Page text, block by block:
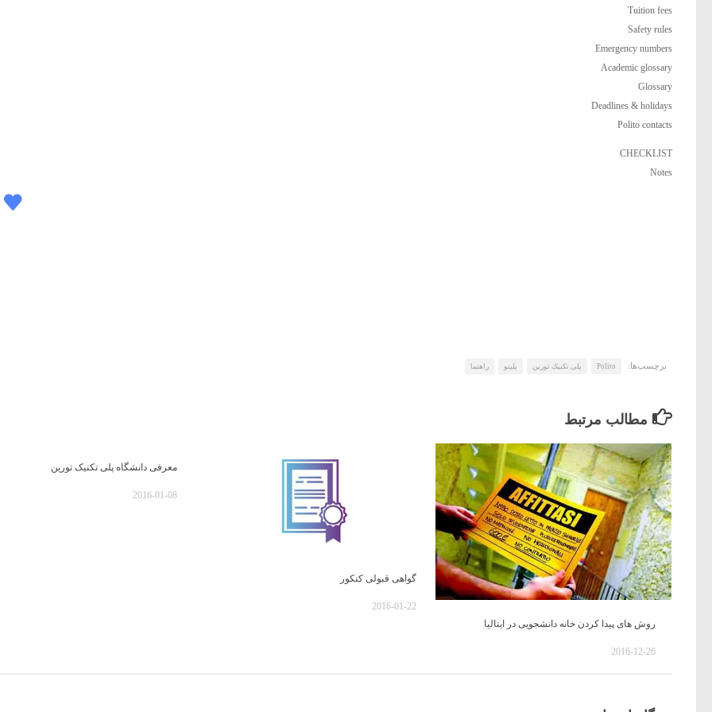
Tuition fees
Safety rules
Emergency numbers
Academic glossary
Glossary
Deadlines & holidays
Polito contacts
CHECKLIST
Notes
برچسب‌ها: Polito پلی تکنیک تورین پلیتو راهنما
مطالب مرتبط
روش های پیدا کردن خانه دانشجویی در ایتالیا
2016-12-26
گواهی قبولی کنکور
2016-01-22
معرفی دانشگاه پلی تکنیک تورین
2016-01-08